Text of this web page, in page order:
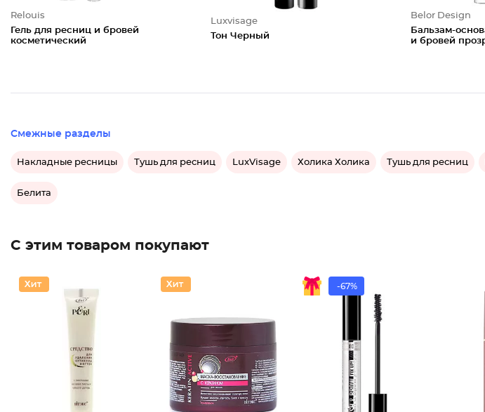
Relouis
Гель для ресниц и бровей
косметический
Luxvisage
Тон Черный
Belor Design
Бальзам-
и бровей
Смежные разделы
Накладные ресницы Тушь для ресниц LuxVisage Холика Холика Тушь для ресниц
Белита
С этим товаром покупают
-67%